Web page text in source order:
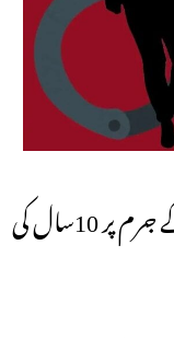
یوپی انتخابات۔بی جے پی نے ’لوجہاد‘ کے جرم پر 10سال کی